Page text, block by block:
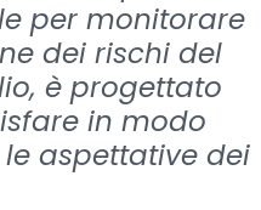
per monitorare
dei rischi del
è progettato
in modo
aspettative dei